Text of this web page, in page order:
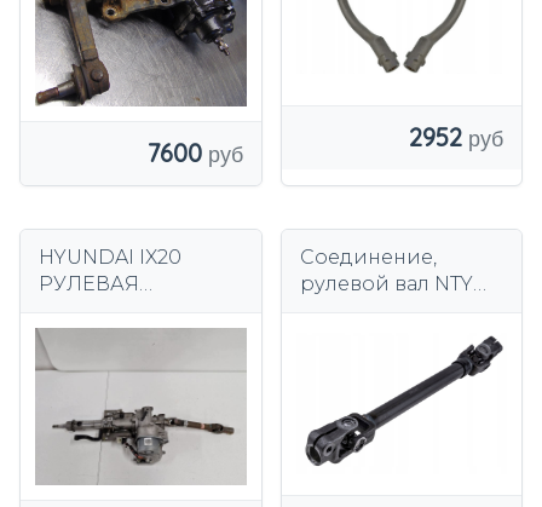
7600
2952
HYUNDAI IX20
РУЛЕВАЯ
ЭЛЕКТРОУСИЛИТЕ
ЛЕМ 563001K151
Соединение,
рулевой вал NTY